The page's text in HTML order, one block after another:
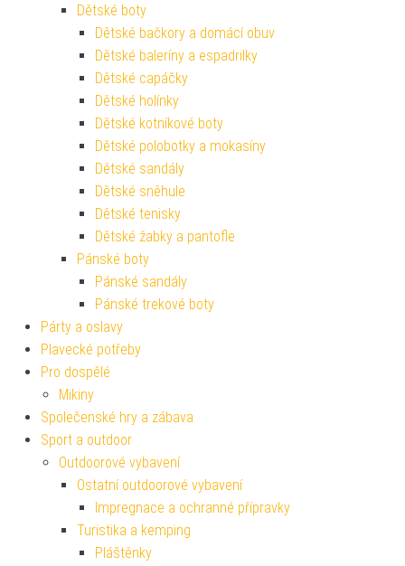
Dětské boty
Dětské bačkory a domácí obuv
Dětské baleríny a espadrilky
Dětské capáčky
Dětské holínky
Dětské kotníkové boty
Dětské polobotky a mokasíny
Dětské sandály
Dětské sněhule
Dětské tenisky
Dětské žabky a pantofle
Pánské boty
Pánské sandály
Pánské trekové boty
Párty a oslavy
Plavecké potřeby
Pro dospělé
Mikiny
Společenské hry a zábava
Sport a outdoor
Outdoorové vybavení
Ostatní outdoorové vybavení
Impregnace a ochranné přípravky
Turistika a kemping
Pláštěnky